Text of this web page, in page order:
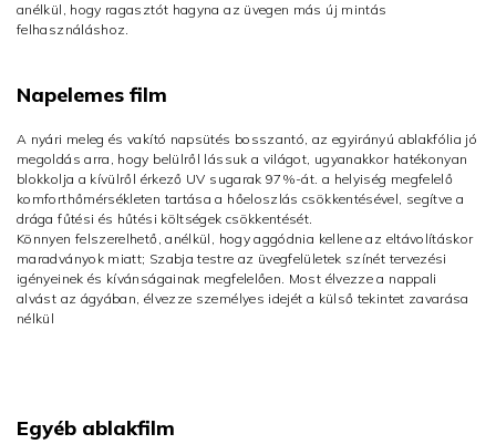
anélkül, hogy ragasztót hagyna az üvegen más új mintás
felhasználáshoz.
Napelemes film
A nyári meleg és vakító napsütés bosszantó, az egyirányú ablakfólia jó
megoldás arra, hogy belülről lássuk a világot, ugyanakkor hatékonyan
blokkolja a kívülről érkező UV sugarak 97%-át. a helyiség megfelelő
komforthőmérsékleten tartása a hőeloszlás csökkentésével, segítve a
drága fűtési és hűtési költségek csökkentését.
Könnyen felszerelhető, anélkül, hogy aggódnia kellene az eltávolításkor
maradványok miatt; Szabja testre az üvegfelületek színét tervezési
igényeinek és kívánságainak megfelelően. Most élvezze a nappali
alvást az ágyában, élvezze személyes idejét a külső tekintet zavarása
nélkül
Egyéb ablakfilm